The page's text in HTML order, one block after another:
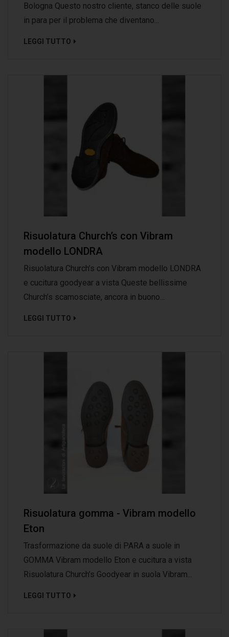
Bologna Questo nostro cliente, stanco delle suole
in para per il problema che diventano...
LEGGI TUTTO
Risuolatura Church’s con Vibram
modello LONDRA
Risuolatura Church’s con Vibram modello LONDRA
e cucitura goodyear a vista Queste bellissime
Church’s scamosciate, ancora in buono...
LEGGI TUTTO
Risuolatura gomma - Vibram modello
Eton
Trasformazione da suole di PARA a suole in
GOMMA Vibram modello Eton e cucitura a vista
Risuolatura Church’s Goodyear in suola Vibram...
LEGGI TUTTO